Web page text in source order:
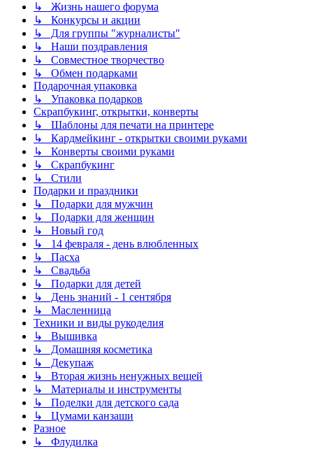
↳ Жизнь нашего форума
↳ Конкурсы и акции
↳ Для группы "журналисты"
↳ Наши поздравления
↳ Совместное творчество
↳ Обмен подарками
Подарочная упаковка
↳ Упаковка подарков
Скрапбукинг, открытки, конверты
↳ Шаблоны для печати на принтере
↳ Кардмейкинг - открытки своими руками
↳ Конверты своими руками
↳ Скрапбукинг
↳ Стили
Подарки и праздники
↳ Подарки для мужчин
↳ Подарки для женщин
↳ Новый год
↳ 14 февраля - день влюбленных
↳ Пасха
↳ Свадьба
↳ Подарки для детей
↳ День знаний - 1 сентября
↳ Масленница
Техники и виды рукоделия
↳ Вышивка
↳ Домашняя косметика
↳ Декупаж
↳ Вторая жизнь ненужных вещей
↳ Материалы и инструменты
↳ Поделки для детского сада
↳ Цумами канзаши
Разное
↳ Флудилка